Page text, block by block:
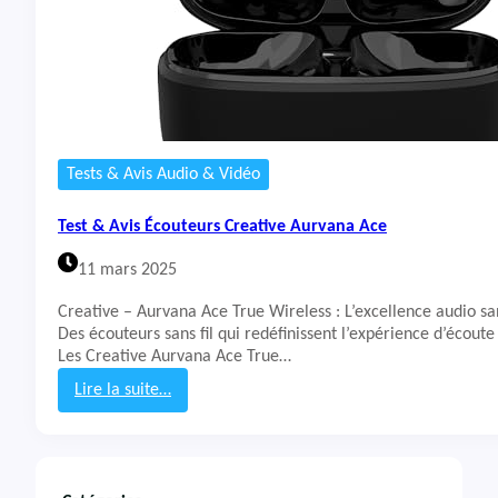
Tests & Avis Audio & Vidéo
Test & Avis Écouteurs Creative Aurvana Ace
11 mars 2025
Creative – Aurvana Ace True Wireless : L’excellence audio
Des écouteurs sans fil qui redéfinissent l’expérience
Les Creative Aurvana Ace True…
Lire la suite…
: